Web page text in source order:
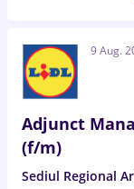
9 Aug.
Adjunct
(f/m)
Sediul Regional